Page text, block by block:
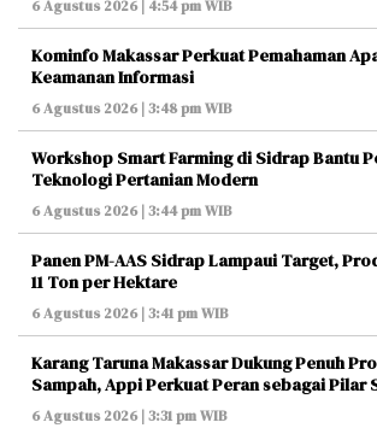
6 Agustus 2026 | 4:54 pm WIB
Kominfo Makassar Perkuat Pemahaman
Keamanan Informasi
6 Agustus 2026 | 3:48 pm WIB
Workshop Smart Farming di Sidrap Bantu
Teknologi Pertanian Modern
6 Agustus 2026 | 3:44 pm WIB
Panen PM-AAS Sidrap Lampaui Target,
11 Ton per Hektare
6 Agustus 2026 | 3:41 pm WIB
Karang Taruna Makassar Dukung Penuh
Sampah, Appi Perkuat Peran sebagai Pilar
6 Agustus 2026 | 3:31 pm WIB